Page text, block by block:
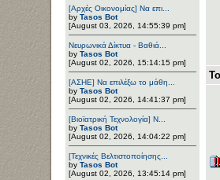
[Αρχές Οικονομίας] Να επι...
by Tasos Bot
[August 03, 2026, 14:55:39 pm]
Νευρωνικά Δίκτυα - Βαθιά...
by Tasos Bot
[August 02, 2026, 15:14:15 pm]
[ΑΣΗΕ] Να επιλέξω το μάθη...
by Tasos Bot
[August 02, 2026, 14:41:37 pm]
[Βιοϊατρική Τεχνολογία] Ν...
by Tasos Bot
[August 02, 2026, 14:04:22 pm]
[Τεχνικές Βελτιστοποίησης...
by Tasos Bot
[August 02, 2026, 13:45:14 pm]